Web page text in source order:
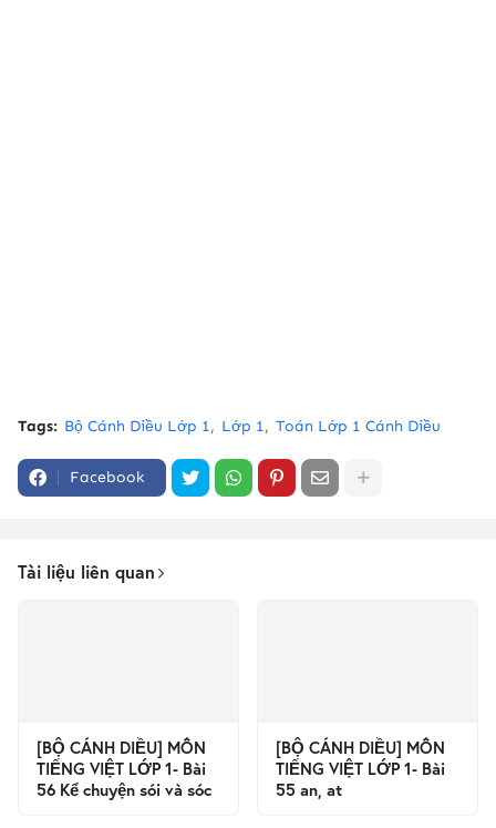
Tags: Bộ Cánh Diều Lớp 1 Lớp 1 Toán Lớp 1 Cánh Diều
Facebook
Tài liệu liên quan
[BỘ CÁNH DIỀU] MÔN
TIẾNG VIỆT LỚP 1- Bài
56 Kể chuyện sói và sóc
[BỘ CÁNH DIỀU] MÔN
TIẾNG VIỆT LỚP 1- Bài
55 an, at